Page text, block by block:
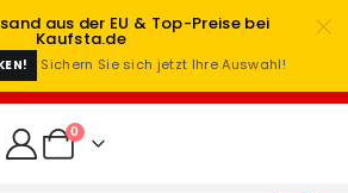
aus der EU & Top-Preise bei
Kaufsta.de
Sichern Sie sich jetzt Ihre Auswahl!
0